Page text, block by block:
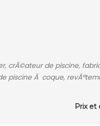
crÃ©ateur de piscine,
piscine Ã coque,
Prix et